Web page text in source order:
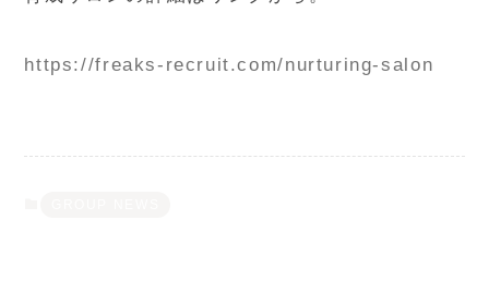
https://freaks-recruit.com/nurturing-salon